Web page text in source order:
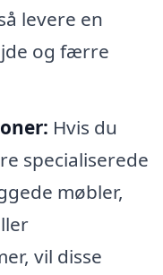
levere en
og færre
Hvis du
specialiserede
møbler,
vil disse